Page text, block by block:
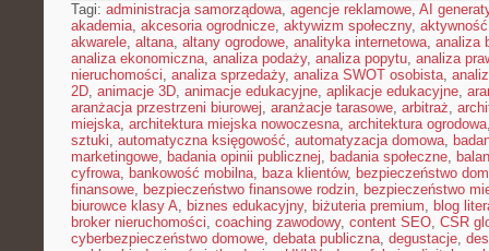
Tagi: administracja samorządowa, agencje reklamowe, AI
akademia, akcesoria ogrodnicze, aktywizm społeczny,
akwarele, altana, altany ogrodowe, analityka internetowa, analiza
analiza ekonomiczna, analiza podaży, analiza popytu, analiza
nieruchomości, analiza sprzedaży, analiza SWOT osobista,
2D, animacje 3D, animacje edukacyjne, aplikacje edukacyjne,
aranżacja przestrzeni biurowej, aranżacje tarasowe, arbitraż,
miejska, architektura miejska nowoczesna, architektura ogrodowa
sztuki, automatyczna księgowość, automatyzacja domowa,
marketingowe, badania opinii publicznej, badania społeczne,
cyfrowa, bankowość mobilna, baza klientów, bezpieczeństwo
finansowe, bezpieczeństwo finansowe rodzin, bezpieczeństwo
biurowce klasy A, biznes edukacyjny, biżuteria premium, blog
broker nieruchomości, coaching zawodowy, content SEO, CSR
cyberbezpieczeństwo domowe, debata publiczna, degustacje,